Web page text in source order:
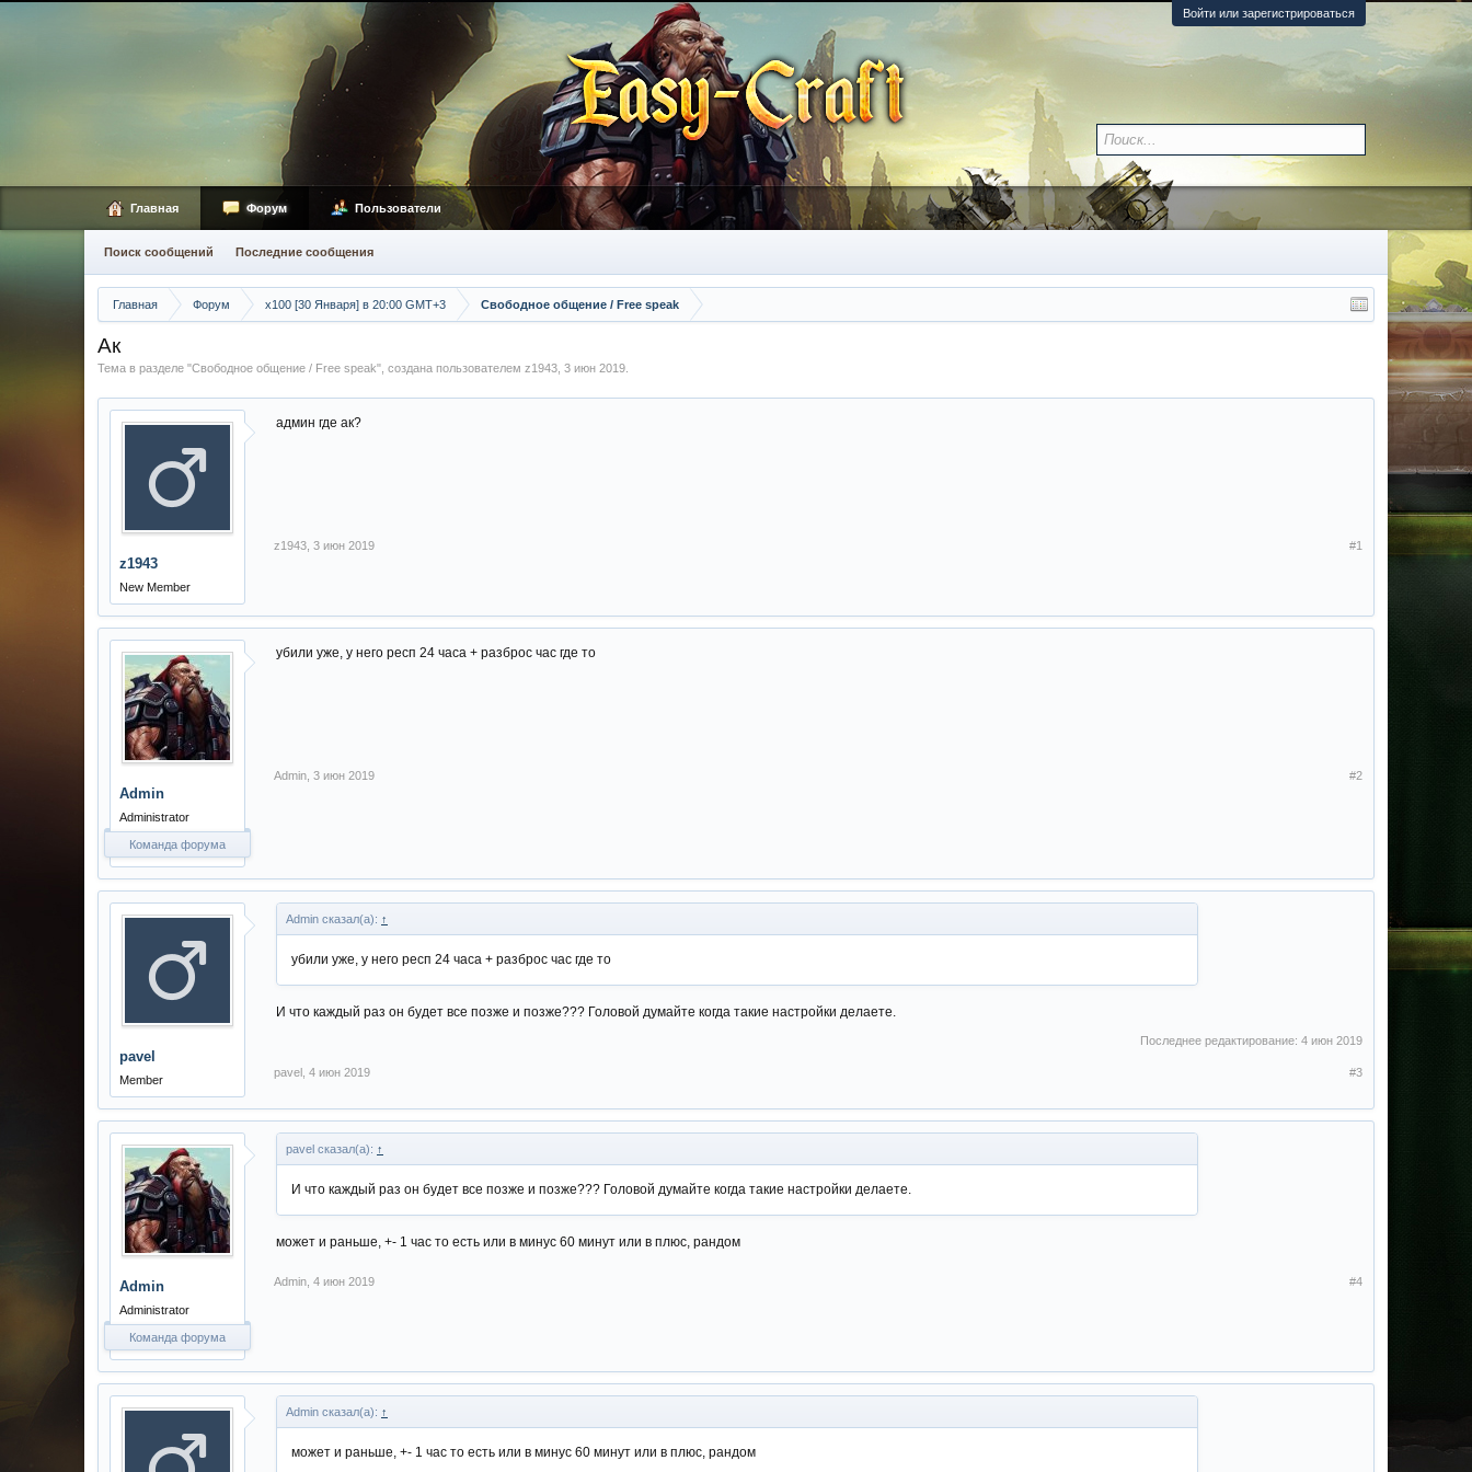
Войти или зарегистрироваться
Главная Форум х100 [30 Января] в 20:00 GMT+3 Свободное общение / Free speak
Ак
Тема в разделе "Свободное общение / Free speak", создана пользователем z1943 3 июн 2019
z1943
New Member
админ где ак?
z1943 3 июн 2019 #1
Admin
Administrator
Команда форума
убили уже, у него респ 24 часа + разброс час где то
Admin 3 июн 2019 #2
pavel
Member
Admin сказал(а): ↑
убили уже, у него респ 24 часа + разброс час где то
И что каждый раз он будет все позже и позже??? Головой думайте когда такие настройки делаете.
Последнее редактирование: 4 июн 2019
pavel 4 июн 2019 #3
Admin
Administrator
Команда форума
pavel сказал(а): ↑
И что каждый раз он будет все позже и позже??? Головой думайте когда такие настройки делаете.
может и раньше, +- 1 час то есть или в минус 60 минут или в плюс, рандом
Admin 4 июн 2019 #4
Admin сказал(а): ↑
может и раньше, +- 1 час то есть или в минус 60 минут или в плюс, рандом
Главная Форум
Поиск сообщений Последние сообщения
Пользователи